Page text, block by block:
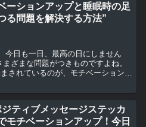
ーションアップと睡眠時の足
る問題を解決する方法”
今日も一日、最高の日にしません
ざまな問題がつきものですよね。
されているのが、モチベーションの
ジティブメッセージステッカ
モチベーションアップ！今日